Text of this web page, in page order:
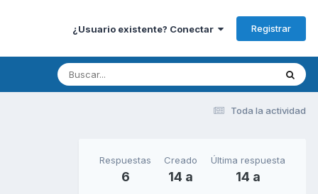
¿Usuario existente? Conectar Registrar
Toda la actividad
Respuestas
6
Creado
14 a
Última respuesta
14 a